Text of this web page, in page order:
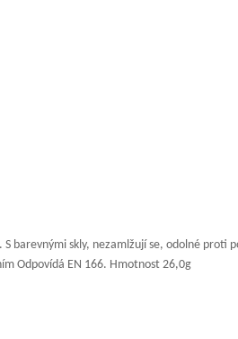
barevnými skly, nezamlžují se, odolné proti
Odpovídá EN 166. Hmotnost 26,0g